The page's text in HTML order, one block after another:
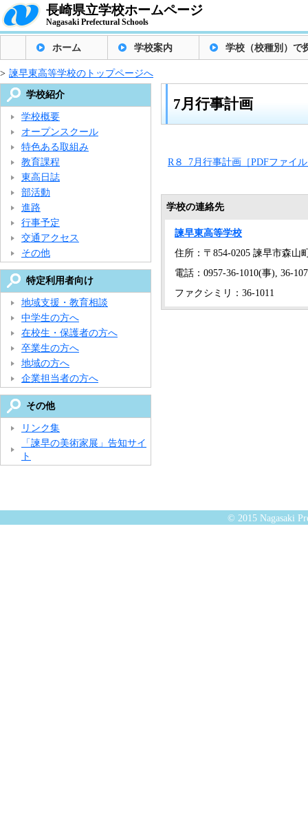
長崎県立学校ホームページ
Nagasaki Prefectural Schools
ホーム 学校案内 学校（校種別）で
> 諫早東高等学校のトップページへ
7月行事計画
R８_7月行事計画［PDFファイ
学校の連絡先
諫早東高等学校
住所：〒854-0205 諫早市森山
電話：0957-36-1010(事), 36-
ファクシミリ：36-1011
学校紹介
学校概要
オープンスクール
特色ある取組み
教育課程
東高日誌
部活動
進路
行事予定
交通アクセス
その他
特定利用者向け
地域支援・教育相談
中学生の方へ
在校生・保護者の方へ
卒業生の方へ
地域の方へ
企業担当者の方へ
その他
リンク集
「諫早の美術家展」告知サイ
ト
© 2015 Nagasaki